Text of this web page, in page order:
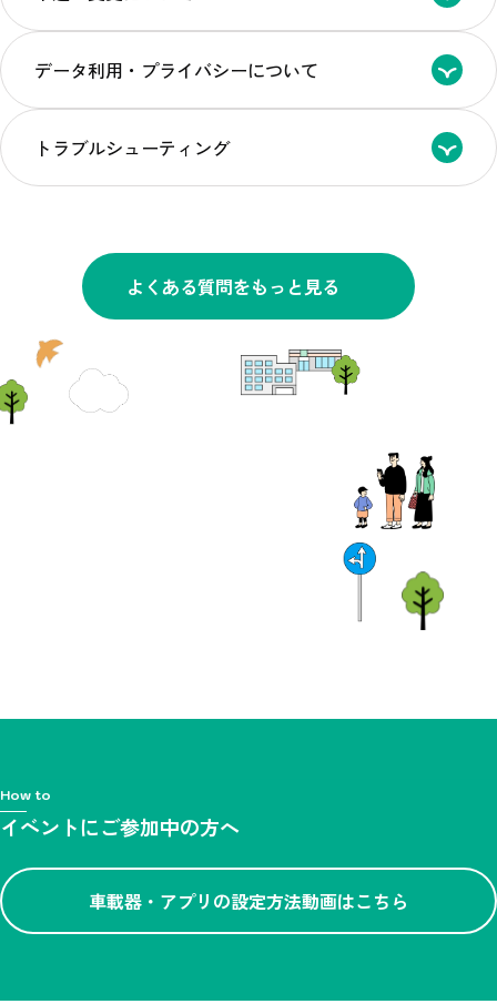
データ利用・プライバシーについて
トラブルシューティング
よくある質問をもっと見る
How to
イベントにご参加中の方へ
車載器・アプリの設定方法動画はこちら